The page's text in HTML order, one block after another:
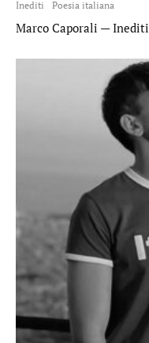
Inediti Poesia italiana
Marco Caporali — Inediti